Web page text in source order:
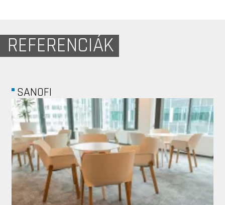
REFERENCIÁK
GETRONICS